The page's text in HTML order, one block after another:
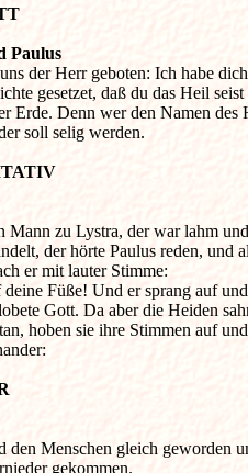
Paulus
der Herr geboten: Ich habe
gesetzet, daß du das Heil
Erde. Denn wer den Namen des
soll selig werden.
Mann zu Lystra, der war lahm
der hörte Paulus reden, und
er mit lauter Stimme:
deine Füße! Und er sprang auf
Gott. Da aber die Heiden
hoben sie ihre Stimmen auf
den Menschen gleich geworden
gekommen.